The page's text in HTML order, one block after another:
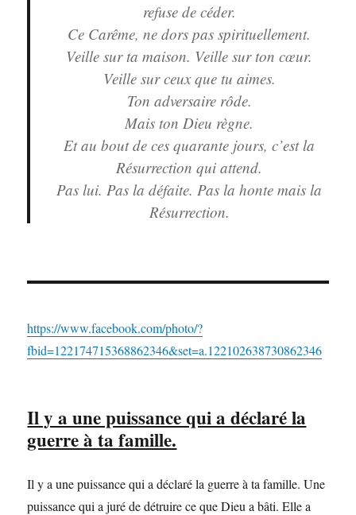
refuse de céder.
Ce Carême, ne dors pas spirituellement.
Veille sur ta maison. Veille sur ton cœur.
Veille sur ceux que tu aimes.
Ton adversaire rôde.
Mais ton Dieu règne.
Et au bout de ces quarante jours, c’est la
Résurrection qui attend.
Pas lui. Pas la défaite. Pas la honte mais la
Résurrection.
https://www.facebook.com/photo/?
fbid=122174715368862346&set=a.122102638730862346
Il y a une puissance qui a déclaré la
guerre à ta famille.
Il y a une puissance qui a déclaré la guerre à ta famille. Une
puissance qui a juré de détruire ce que Dieu a bâti. Elle a